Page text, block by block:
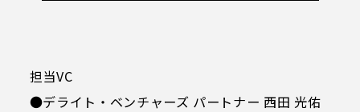
担当VC
●デライト・ベンチャーズ パートナー 西田 光佑